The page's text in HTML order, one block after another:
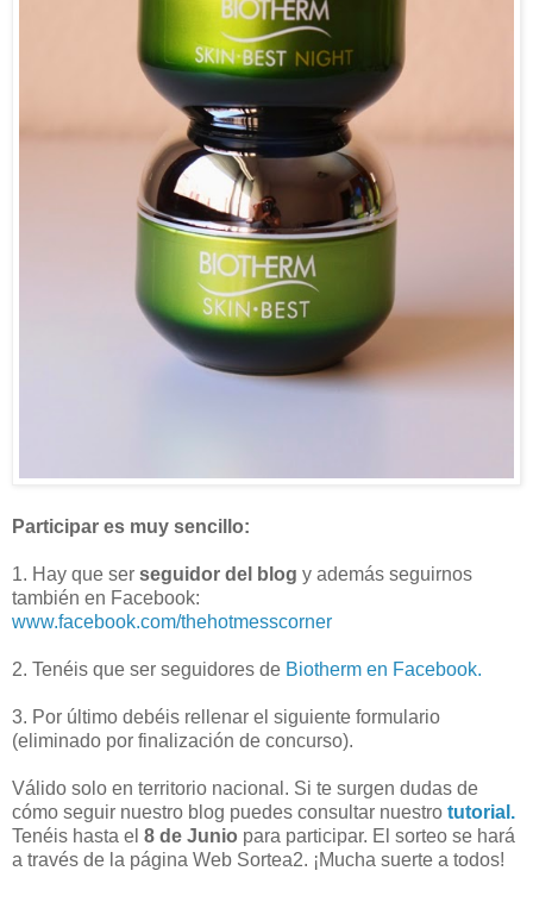
Participar es muy sencillo:
1. Hay que ser seguidor del blog y además seguirnos
también en Facebook:
www.facebook.com/thehotmesscorner
2. Tenéis que ser seguidores de Biotherm en Facebook.
3. Por último debéis rellenar el siguiente formulario
(eliminado por finalización de concurso).
Válido solo en territorio nacional. Si te surgen dudas de
cómo seguir nuestro blog puedes consultar nuestro tutorial.
Tenéis hasta el 8 de Junio para participar. El sorteo se hará
a través de la página Web Sortea2. ¡Mucha suerte a todos!